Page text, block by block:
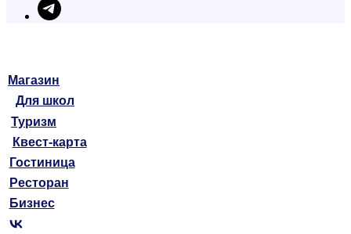
Магазин
Для школ
Туризм
Квест-карта
Гостиница
Ресторан
Бизнес